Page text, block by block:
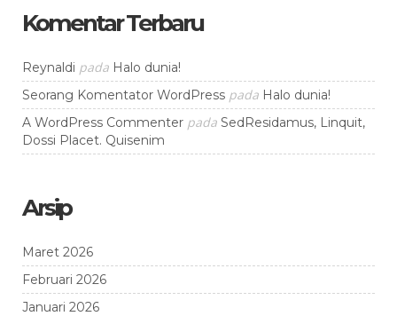
Komentar Terbaru
Reynaldi pada Halo dunia!
Seorang Komentator WordPress pada Halo dunia!
A WordPress Commenter pada SedResidamus, Linquit,
Dossi Placet. Quisenim
Arsip
Maret 2026
Februari 2026
Januari 2026